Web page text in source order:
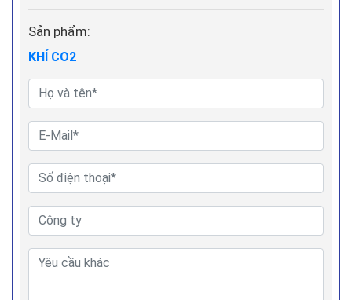
Sản phẩm:
KHÍ CO2